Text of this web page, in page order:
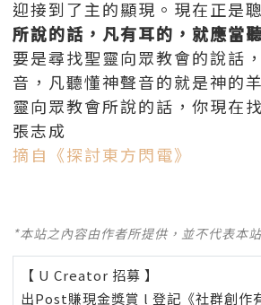
迎接到了主的顯現。現在正是
所說的話，凡有耳的，就應當聽
要是尋找聖靈向眾教會的說話
音，凡聽懂神聲音的就是神的
靈向眾教會所說的話，你現在
張志成
摘自《探討東方閃電》
*本站之內容由作者所提供，並不代表本
【 U Creator 招募 】
出Post賺現金獎賞 l 登記《社群創作